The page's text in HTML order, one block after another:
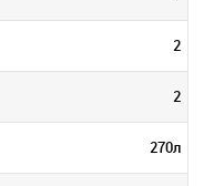
2
2
270л